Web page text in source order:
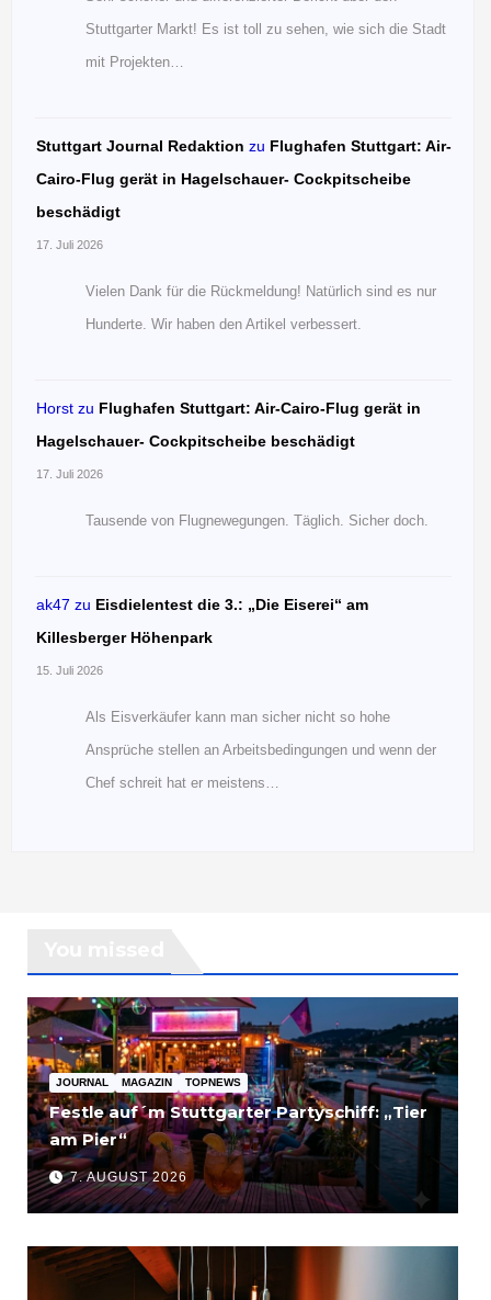
Stuttgarter Markt! Es ist toll zu sehen, wie sich die Stadt
mit Projekten…
Stuttgart Journal Redaktion zu Flughafen Stuttgart: Air-
Cairo-Flug gerät in Hagelschauer- Cockpitscheibe
beschädigt
17. Juli 2026
Vielen Dank für die Rückmeldung! Natürlich sind es nur
Hunderte. Wir haben den Artikel verbessert.
Horst zu Flughafen Stuttgart: Air-Cairo-Flug gerät in
Hagelschauer- Cockpitscheibe beschädigt
17. Juli 2026
Tausende von Flugnewegungen. Täglich. Sicher doch.
ak47 zu Eisdielentest die 3.: „Die Eiserei“ am
Killesberger Höhenpark
15. Juli 2026
Als Eisverkäufer kann man sicher nicht so hohe
Ansprüche stellen an Arbeitsbedingungen und wenn der
Chef schreit hat er meistens…
JOURNAL MAGAZIN TOPNEWS
Festle auf´m Stuttgarter Partyschiff: „Tier
am Pier“
7. AUGUST 2026